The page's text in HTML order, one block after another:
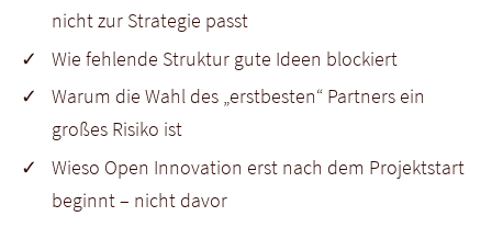
nicht zur Strategie passt
Wie fehlende Struktur gute Ideen blockiert
Warum die Wahl des „erstbesten“ Partners ein
großes Risiko ist
Wieso Open Innovation erst nach dem Projektstart
beginnt – nicht davor